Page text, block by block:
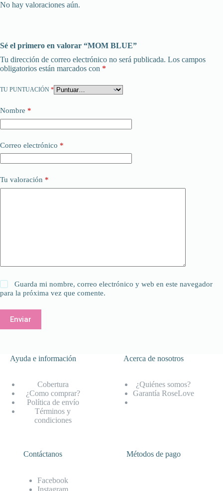
No hay valoraciones aún.
Sé el primero en valorar “MOM BLUE”
Tu dirección de correo electrónico no será publicada. Los campos
obligatorios están marcados con *
TU PUNTUACIÓN *
Nombre *
Correo electrónico *
Tu valoración *
Guarda mi nombre, correo electrónico y web en este navegador
para la próxima vez que comente.
Enviar
Ayuda e información
Cobertura
¿Como comprar?
Política de envío
Términos y
condiciones
Acerca de nosotros
¿Quiénes somos?
Garantía RoseLove
Contáctanos
Facebook
Métodos de pago